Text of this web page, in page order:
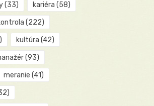
(33) kariéra (58)
(222)
kultúra (42)
(93)
meranie (41)